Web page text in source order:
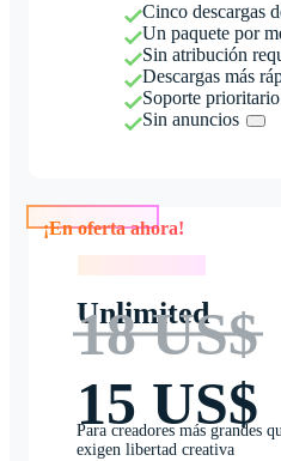
Cinco descargas
Un paquete por
Sin atribución
Descargas más
Soporte prioritario
Sin anuncios
Unlimited
18 US$
15 US$
Para creadores más grandes
exigen libertad creativa